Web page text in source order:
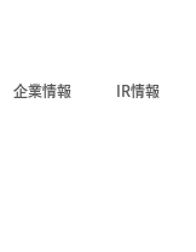
企業情報 IR情報